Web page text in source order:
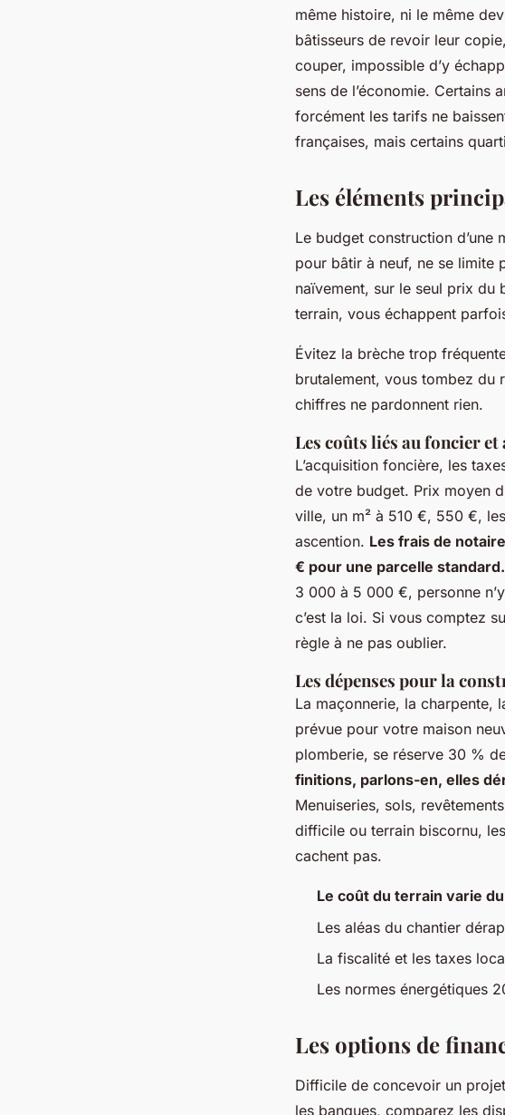
même histoire, ni le même
bâtisseurs de revoir leur copie
couper, impossible d’y
sens de l’économie. Certains
forcément les tarifs ne
françaises, mais certains
Les éléments
Le budget construction d’une
pour bâtir à neuf, ne se limite
naïvement, sur le seul prix
terrain, vous échappent
Évitez la brèche trop
brutalement, vous tombez du
chiffres ne pardonnent rien.
Les coûts liés au foncier
L’acquisition foncière, les
de votre budget. Prix moyen
ville, un m² à 510 €, 550 €,
ascention. Les frais de
€ pour une parcelle standard.
3 000 à 5 000 €, personne
c’est la loi. Si vous comptez
règle à ne pas oublier.
Les dépenses pour la
La maçonnerie, la charpente,
prévue pour votre maison
plomberie, se réserve 30 %
finitions, parlons-en, elles
Menuiseries, sols,
difficile ou terrain biscornu,
cachent pas.
Le coût du terrain varie
Les aléas du chantier
La fiscalité et les taxes
Les normes énergétiques
Les options de
Difficile de concevoir un
les banques, comparez les